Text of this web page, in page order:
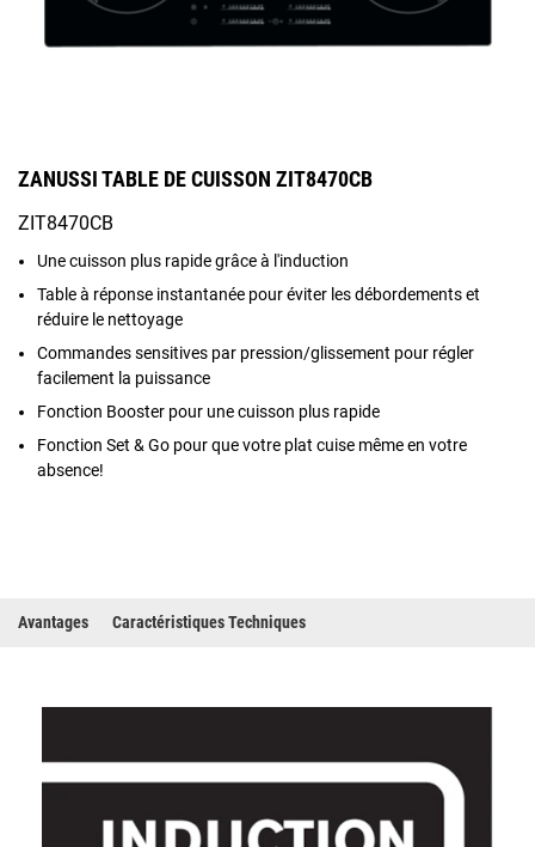
ZANUSSI TABLE DE CUISSON ZIT8470CB
ZIT8470CB
Une cuisson plus rapide grâce à l'induction
Table à réponse instantanée pour éviter les débordements et
réduire le nettoyage
Commandes sensitives par pression/glissement pour régler
facilement la puissance
Fonction Booster pour une cuisson plus rapide
Fonction Set & Go pour que votre plat cuise même en votre
absence!
Avantages Caractéristiques Techniques